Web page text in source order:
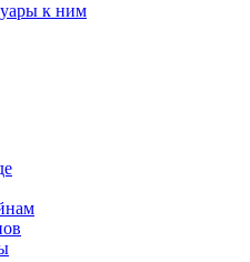
к ним